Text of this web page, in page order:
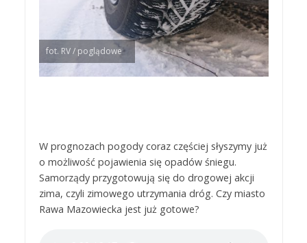
fot. RV / poglądowe
W prognozach pogody coraz częściej słyszymy już
o możliwość pojawienia się opadów śniegu.
Samorządy przygotowują się do drogowej akcji
zima, czyli zimowego utrzymania dróg. Czy miasto
Rawa Mazowiecka jest już gotowe?